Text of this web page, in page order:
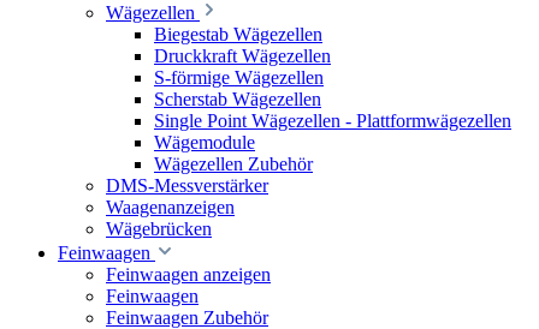
Wägezellen
Biegestab Wägezellen
Druckkraft Wägezellen
S-förmige Wägezellen
Scherstab Wägezellen
Single Point Wägezellen - Plattformwägezellen
Wägemodule
Wägezellen Zubehör
DMS-Messverstärker
Waagenanzeigen
Wägebrücken
Feinwaagen
Feinwaagen anzeigen
Feinwaagen
Feinwaagen Zubehör